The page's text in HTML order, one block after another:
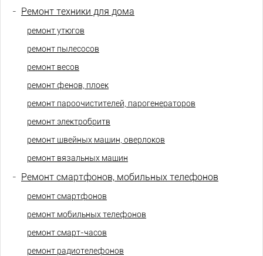
- Ремонт техники для дома
ремонт утюгов
ремонт пылесосов
ремонт весов
ремонт фенов, плоек
ремонт пароочистителей, парогенераторов
ремонт электробритв
ремонт швейных машин, оверлоков
ремонт вязальных машин
- Ремонт смартфонов, мобильных телефонов
ремонт смартфонов
ремонт мобильных телефонов
ремонт смарт-часов
ремонт радиотелефонов